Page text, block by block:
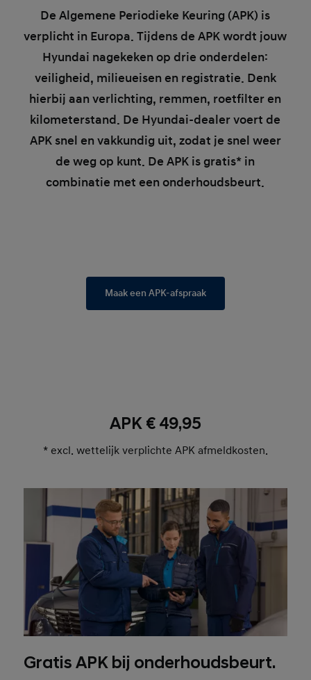
De Algemene Periodieke Keuring (APK) is
verplicht in Europa. Tijdens de APK wordt jouw
Hyundai nagekeken op drie onderdelen:
veiligheid, milieueisen en registratie. Denk
hierbij aan verlichting, remmen, roetfilter en
kilometerstand. De Hyundai-dealer voert de
APK snel en vakkundig uit, zodat je snel weer
de weg op kunt. De APK is gratis* in
combinatie met een onderhoudsbeurt.
Maak een APK-afspraak
APK € 49,95
* excl. wettelijk verplichte APK afmeldkosten.
Gratis APK bij onderhoudsbeurt.